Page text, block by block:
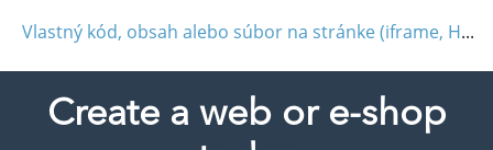
Vlastný kód, obsah alebo súbor na stránke (iframe, HTML, JavaScript)
Create a web or e-shop